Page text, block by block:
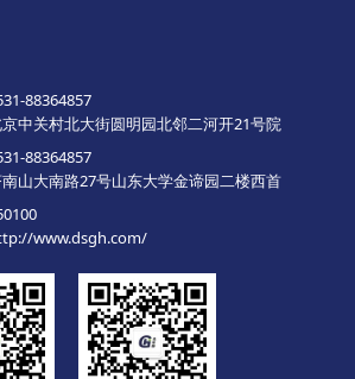
88364857
中关村北大街圆明园北邻二河开21号院
88364857
山大南路27号山东大学金谛园二楼西首
www.dsgh.com/